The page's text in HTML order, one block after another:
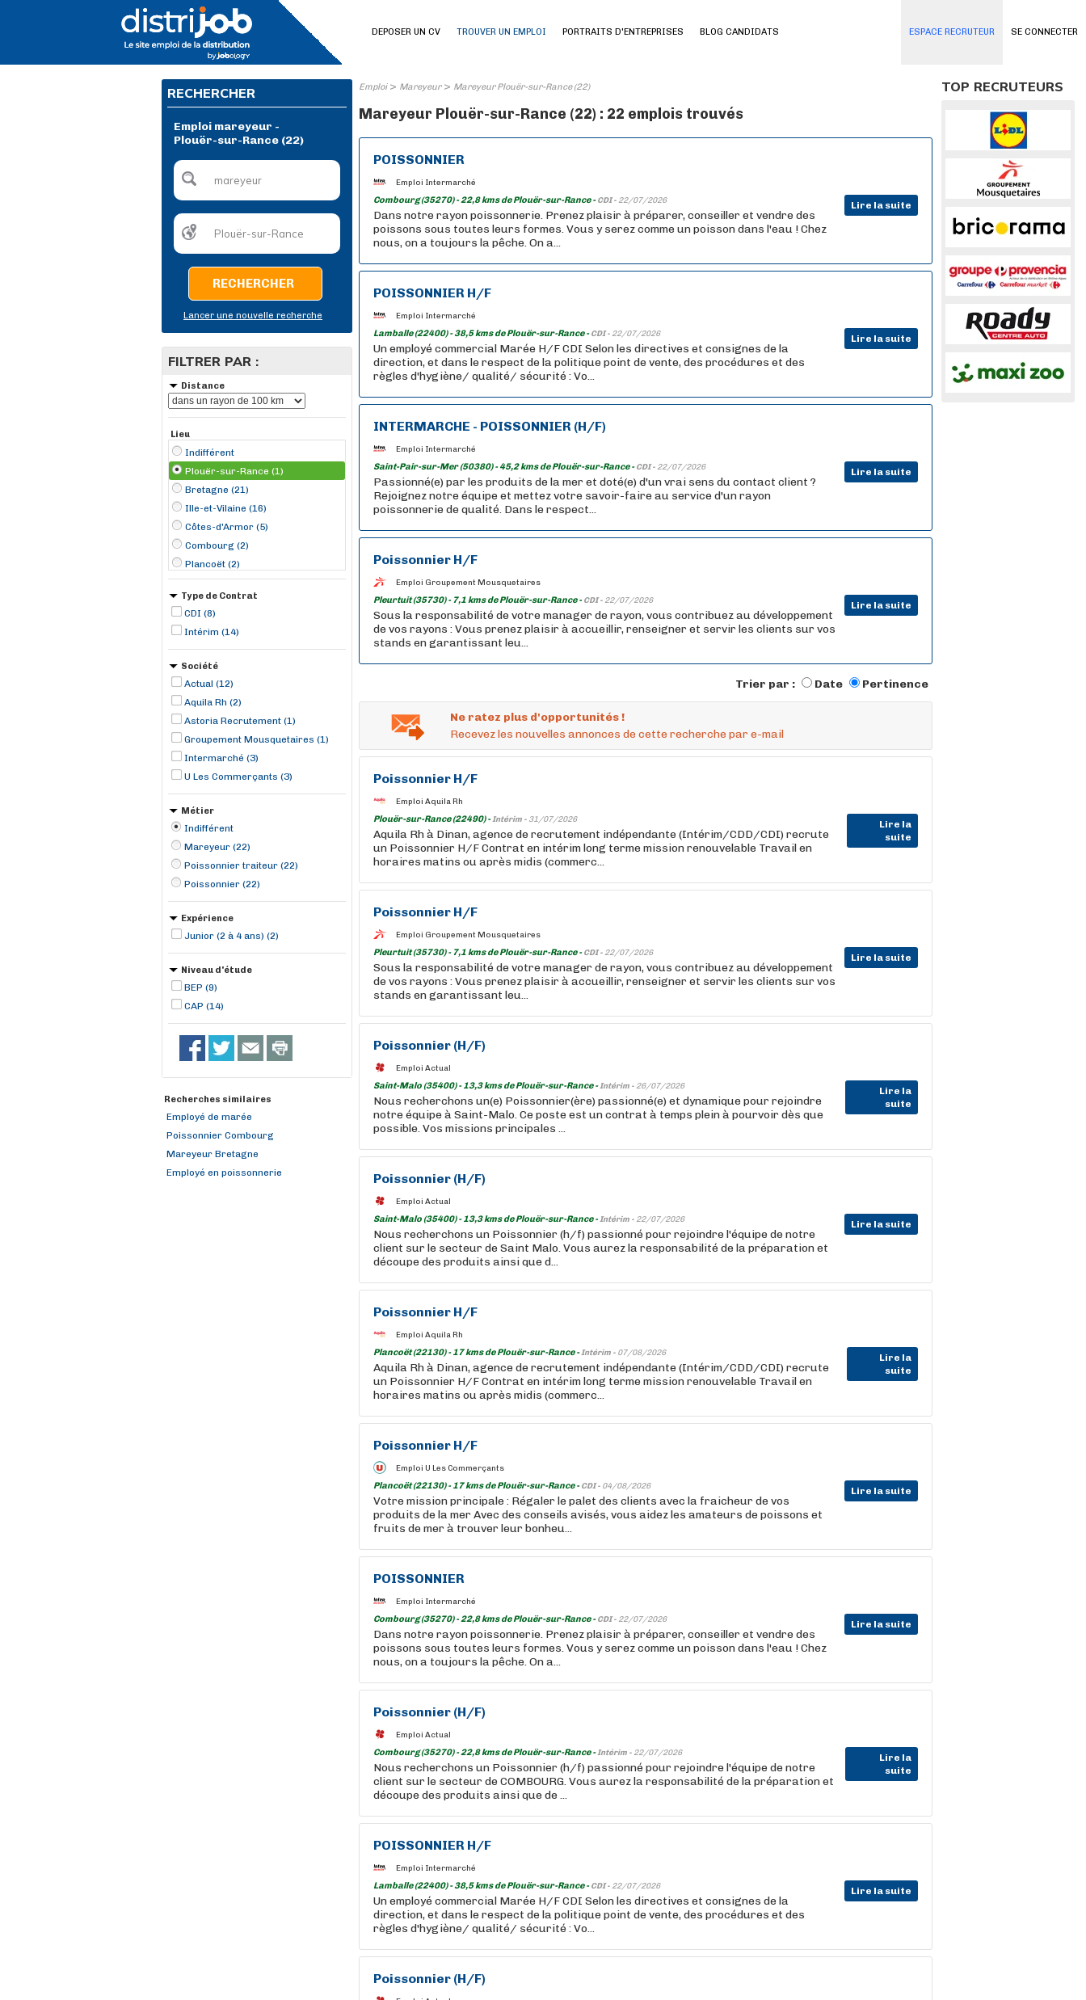
SE CONNECTER
DEPOSER UN CV TROUVER UN EMPLOI PORTRAITS D'ENTREPRISES BLOG CANDIDATS ESPACE RECRUTEUR
RECHERCHER
Emploi mareyeur -
Plouër-sur-Rance (22)
RECHERCHER
Lancer une nouvelle recherche
FILTRER PAR :
Distance
Lieu
Indifférent
Plouër-sur-Rance (1)
Bretagne (21)
Ille-et-Vilaine (16)
Côtes-d'Armor (5)
Combourg (2)
Plancoët (2)
Saint-Malo (2)
Normandie (1)
Bain-de-Bretagne (1)
Cesson-Sévigné (1)
Type de Contrat
CDI (8)
Intérim (14)
Société
Actual (12)
Aquila Rh (2)
Astoria Recrutement (1)
Groupement Mousquetaires (1)
Intermarché (3)
U Les Commerçants (3)
Métier
Indifférent
Mareyeur (22)
Poissonnier traiteur (22)
Poissonnier (22)
Expérience
Junior (2 à 4 ans) (2)
Niveau d'étude
BEP (9)
CAP (14)
Recherches similaires
Employé de marée
Poissonnier Combourg
Mareyeur Bretagne
Employé en poissonnerie
Emploi> Mareyeur> Mareyeur Plouër-sur-Rance (22)
Mareyeur Plouër-sur-Rance (22) : 22 emplois trouvés
POISSONNIER
Emploi Intermarché
Combourg (35270) - 22,8 kms de Plouër-sur-Rance -CDI - 22/07/2026 Lire la suite
Dans notre rayon poissonnerie. Prenez plaisir à préparer, conseiller et vendre des
poissons sous toutes leurs formes. Vous y serez comme un poisson dans l'eau ! Chez
nous, on a toujours la pêche. On a...
POISSONNIER H/F
Emploi Intermarché
Lamballe (22400) - 38,5 kms de Plouër-sur-Rance -CDI - 22/07/2026 Lire la suite
Un employé commercial Marée H/F CDI Selon les directives et consignes de la
direction, et dans le respect de la politique point de vente, des procédures et des
règles d'hygiène/ qualité/ sécurité : Vo...
INTERMARCHE - POISSONNIER (H/F)
Emploi Intermarché
Saint-Pair-sur-Mer (50380) - 45,2 kms de Plouër-sur-Rance -CDI - 22/07/2026 Lire la suite
Passionné(e) par les produits de la mer et doté(e) d'un vrai sens du contact client ?
Rejoignez notre équipe et mettez votre savoir-faire au service d'un rayon
poissonnerie de qualité. Dans le respect...
Poissonnier H/F
Emploi Groupement Mousquetaires
Pleurtuit (35730) - 7,1 kms de Plouër-sur-Rance -CDI - 22/07/2026 Lire la suite
Sous la responsabilité de votre manager de rayon, vous contribuez au développement
de vos rayons : Vous prenez plaisir à accueillir, renseigner et servir les clients sur vos
stands en garantissant leu...
Trier par : Date Pertinence
Ne ratez plus d'opportunités !
Recevez les nouvelles annonces de cette recherche par e-mail
Poissonnier H/F
Emploi Aquila Rh
Plouër-sur-Rance (22490) -Intérim - 31/07/2026
Lire la
suite
Aquila Rh à Dinan, agence de recrutement indépendante (Intérim/CDD/CDI) recrute
un Poissonnier H/F Contrat en intérim long terme mission renouvelable Travail en
horaires matins ou après midis (commerc...
Poissonnier H/F
Emploi Groupement Mousquetaires
Pleurtuit (35730) - 7,1 kms de Plouër-sur-Rance -CDI - 22/07/2026 Lire la suite
Sous la responsabilité de votre manager de rayon, vous contribuez au développement
de vos rayons : Vous prenez plaisir à accueillir, renseigner et servir les clients sur vos
stands en garantissant leu...
Poissonnier (H/F)
Emploi Actual
Saint-Malo (35400) - 13,3 kms de Plouër-sur-Rance -Intérim - 26/07/2026
Lire la
suite
Nous recherchons un(e) Poissonnier(ère) passionné(e) et dynamique pour rejoindre
notre équipe à Saint-Malo. Ce poste est un contrat à temps plein à pourvoir dès que
possible. Vos missions principales ...
Poissonnier (H/F)
Emploi Actual
Saint-Malo (35400) - 13,3 kms de Plouër-sur-Rance -Intérim - 22/07/2026 Lire la suite
Nous recherchons un Poissonnier (h/f) passionné pour rejoindre l'équipe de notre
client sur le secteur de Saint Malo. Vous aurez la responsabilité de la préparation et
découpe des produits ainsi que d...
Poissonnier H/F
Emploi Aquila Rh
Plancoët (22130) - 17 kms de Plouër-sur-Rance -Intérim - 07/08/2026
Lire la
suite
Aquila Rh à Dinan, agence de recrutement indépendante (Intérim/CDD/CDI) recrute
un Poissonnier H/F Contrat en intérim long terme mission renouvelable Travail en
horaires matins ou après midis (commerc...
Poissonnier H/F
Emploi U Les Commerçants
Plancoët (22130) - 17 kms de Plouër-sur-Rance -CDI - 04/08/2026 Lire la suite
Votre mission principale : Régaler le palet des clients avec la fraicheur de vos
produits de la mer Avec des conseils avisés, vous aidez les amateurs de poissons et
fruits de mer à trouver leur bonheu...
POISSONNIER
Emploi Intermarché
Combourg (35270) - 22,8 kms de Plouër-sur-Rance -CDI - 22/07/2026 Lire la suite
Dans notre rayon poissonnerie. Prenez plaisir à préparer, conseiller et vendre des
poissons sous toutes leurs formes. Vous y serez comme un poisson dans l'eau ! Chez
nous, on a toujours la pêche. On a...
Poissonnier (H/F)
Emploi Actual
Combourg (35270) - 22,8 kms de Plouër-sur-Rance -Intérim - 22/07/2026
Lire la
suite
Nous recherchons un Poissonnier (h/f) passionné pour rejoindre l'équipe de notre
client sur le secteur de COMBOURG. Vous aurez la responsabilité de la préparation et
découpe des produits ainsi que de ...
POISSONNIER H/F
Emploi Intermarché
Lamballe (22400) - 38,5 kms de Plouër-sur-Rance -CDI - 22/07/2026 Lire la suite
Un employé commercial Marée H/F CDI Selon les directives et consignes de la
direction, et dans le respect de la politique point de vente, des procédures et des
règles d'hygiène/ qualité/ sécurité : Vo...
Poissonnier (H/F)
TOP RECRUTEURS